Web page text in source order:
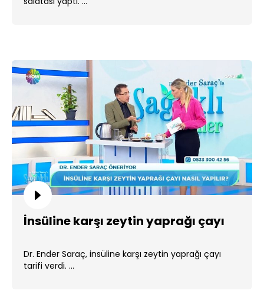
İnsüline karşı zeytin yaprağı çayı
Dr. Ender Saraç, insüline karşı zeytin yaprağı çayı
tarifi verdi. ...